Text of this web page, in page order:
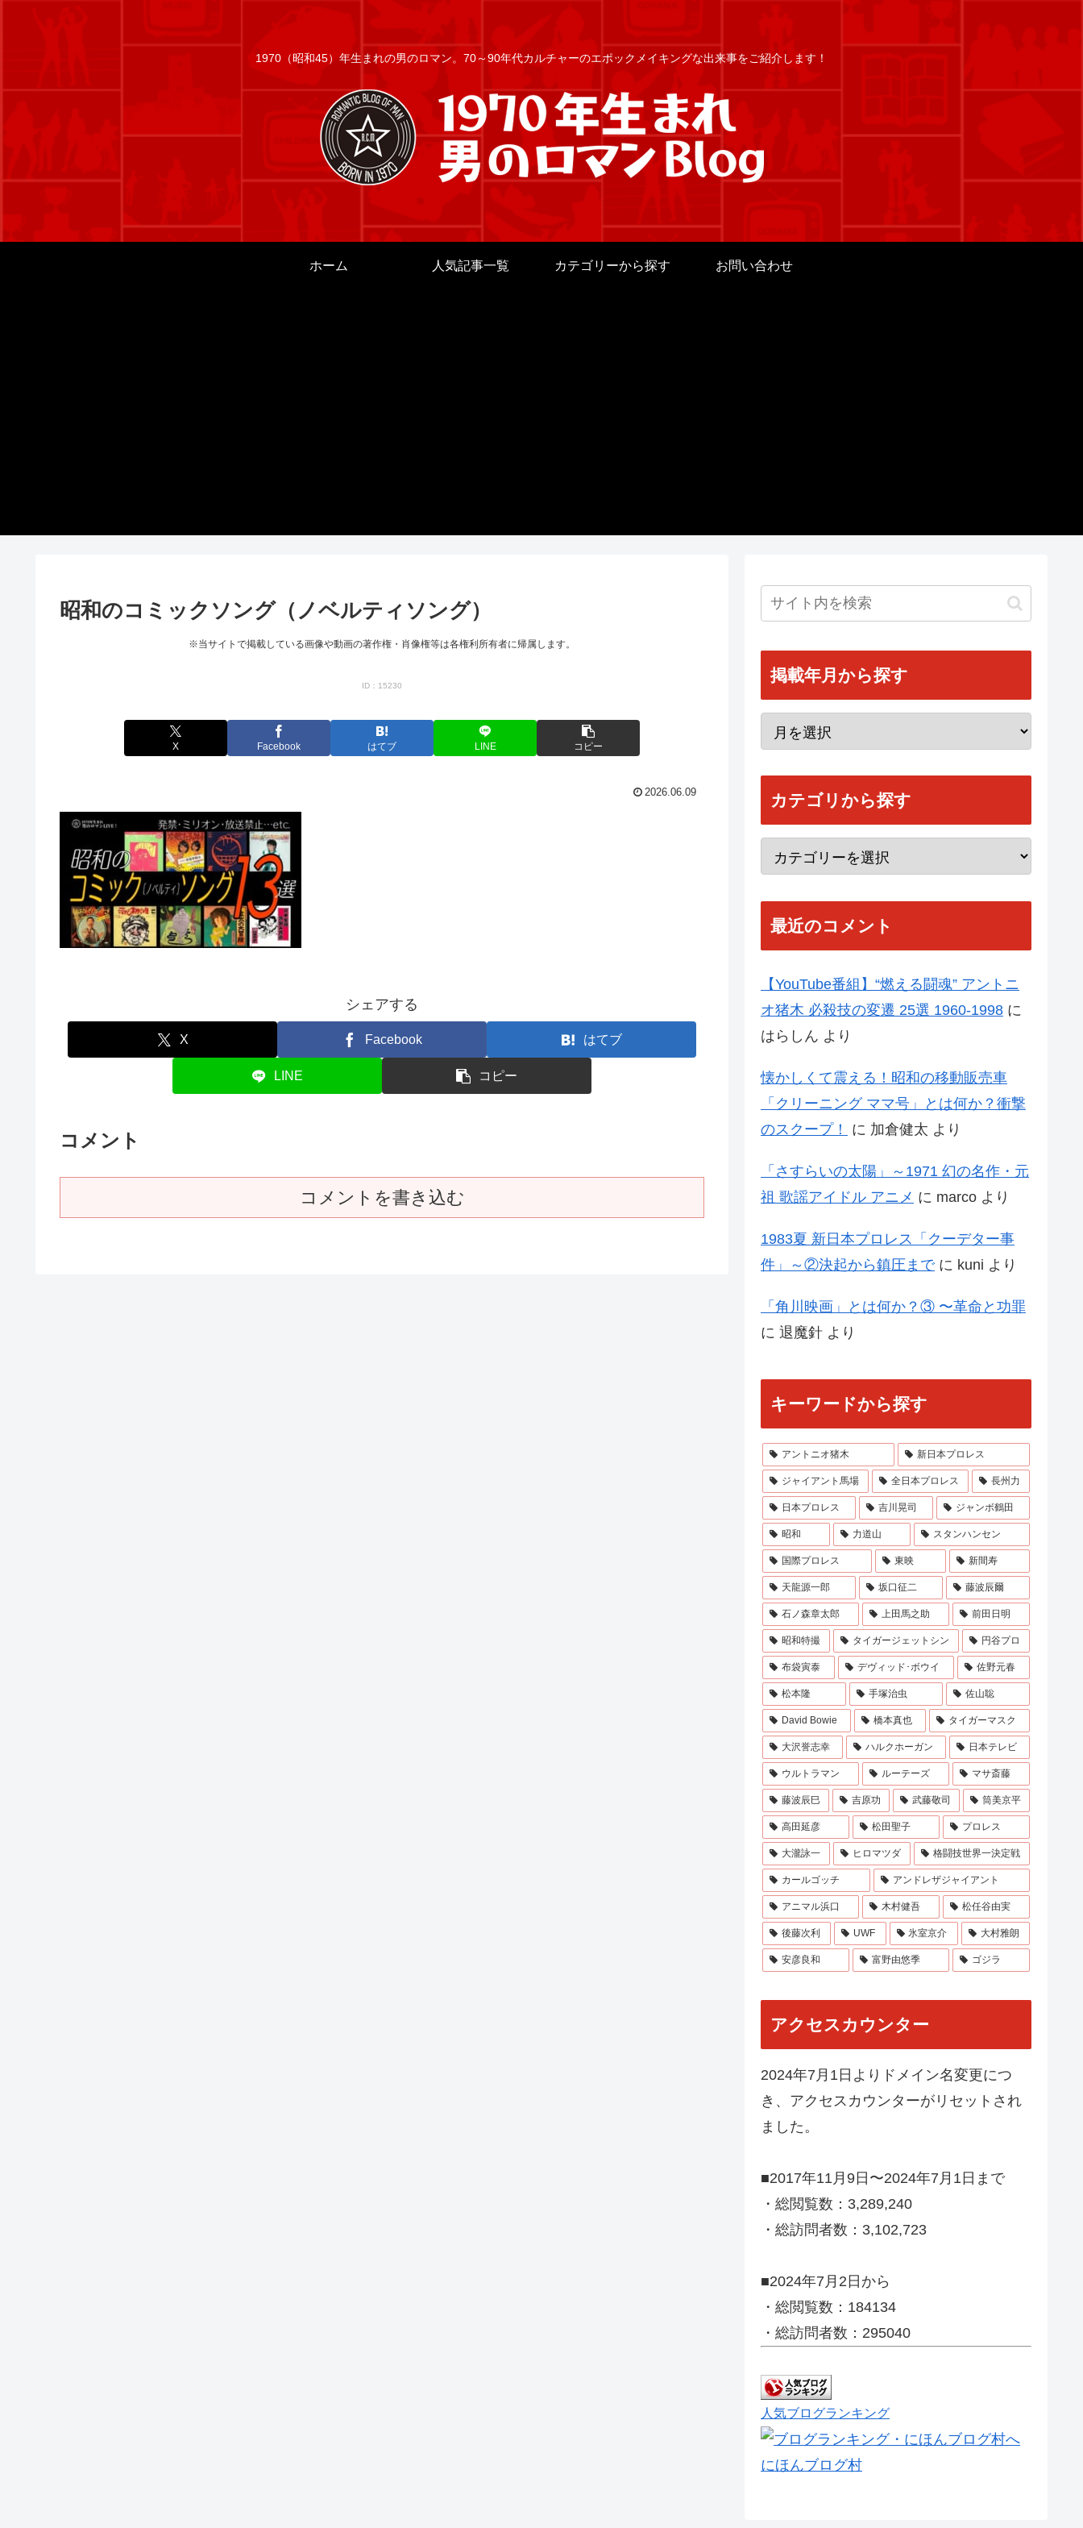
1970（昭和45）年生まれの男のロマン。70～90年代カルチャーのエポックメイキングな出来事をご紹介します！
ホーム 人気記事一覧 カテゴリーから探す お問い合わせ
昭和のコミックソング（ノベルティソング）
※当サイトで掲載している画像や動画の著作権・肖像権等は各権利所有者に帰属します。
ID：15230
X Facebook はてブ LINE コピー
2026.06.09
シェアする
X Facebook はてブ
LINE コピー
コメント
コメントを書き込む
掲載年月から探す
カテゴリから探す
最近のコメント
【YouTube番組】“燃える闘魂” アントニ
オ猪木 必殺技の変遷 25選 1960-1998 に
はらしん より
懐かしくて震える！昭和の移動販売車
「クリーニング ママ号」とは何か？衝撃
のスクープ！
に 加倉健太 より
「さすらいの太陽」～1971 幻の名作・元
祖 歌謡アイドル アニメ に marco より
1983夏 新日本プロレス「クーデター事
件」～②決起から鎮圧までに kuni より
「角川映画」とは何か？③ 〜革命と功罪
に 退魔針 より
キーワードから探す
アントニオ猪木 新日本プロレス
ジャイアント馬場 全日本プロレス 長州力
日本プロレス 吉川晃司 ジャンボ鶴田
昭和 力道山 スタンハンセン
国際プロレス 東映 新間寿
天龍源一郎 坂口征二 藤波辰爾
石ノ森章太郎 上田馬之助 前田日明
昭和特撮 タイガージェットシン 円谷プロ
布袋寅泰 デヴィッド･ボウイ 佐野元春
松本隆 手塚治虫 佐山聡
David Bowie 橋本真也 タイガーマスク
大沢誉志幸 ハルクホーガン 日本テレビ
ウルトラマン ルーテーズ マサ斎藤
藤波辰巳 吉原功 武藤敬司 筒美京平
高田延彦 松田聖子 プロレス
大瀧詠一 ヒロマツダ 格闘技世界一決定戦
カールゴッチ アンドレザジャイアント
アニマル浜口 木村健吾 松任谷由実
後藤次利 UWF 氷室京介 大村雅朗
安彦良和 富野由悠季 ゴジラ
アクセスカウンター
2024年7月1日よりドメイン名変更につ
き、アクセスカウンターがリセットされ
ました。
■2017年11月9日〜2024年7月1日まで
・総閲覧数：3,289,240
・総訪問者数：3,102,723
■2024年7月2日から
・総閲覧数：184134
・総訪問者数：295040
人気ブログランキング
にほんブログ村